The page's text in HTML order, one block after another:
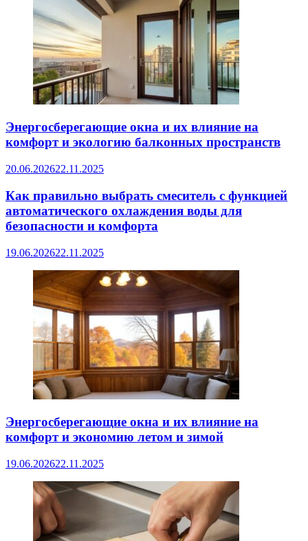
Энергосберегающие окна и их влияние на
комфорт и экологию балконных пространств
20.06.202622.11.2025
Как правильно выбрать смеситель с функцией
автоматического охлаждения воды для
безопасности и комфорта
19.06.202622.11.2025
Энергосберегающие окна и их влияние на
комфорт и экономию летом и зимой
19.06.202622.11.2025